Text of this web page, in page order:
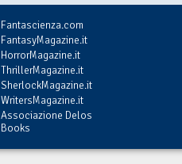
Fantascienza.com
FantasyMagazine.it
HorrorMagazine.it
ThrillerMagazine.it
SherlockMagazine.it
WritersMagazine.it
Associazione Delos
Books